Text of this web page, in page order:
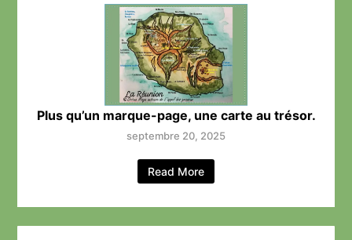
Plus qu’un marque-page, une carte au trésor.
septembre 20, 2025
Read More